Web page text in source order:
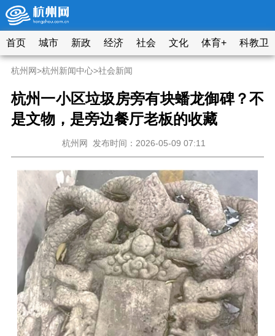
首页 城市 新政 经济 社会 文化 体育+ 科教卫
杭州网>杭州新闻中心>社会新闻
杭州一小区垃圾房旁有块蟠龙御碑？不
是文物，是旁边餐厅老板的收藏
杭州网 发布时间：2026-05-09 07:11